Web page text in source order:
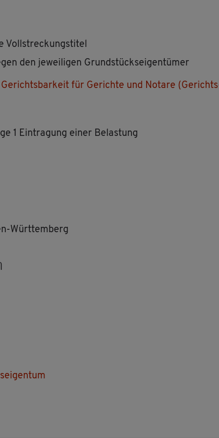
Voll­stre­ckungs­ti­tel
den je­wei­li­gen Grund­stücks­ei­gen­tü­mer
für Ge­rich­te und No­ta­re
1 Ein­tra­gung einer Be­las­tung
Würt­tem­berg